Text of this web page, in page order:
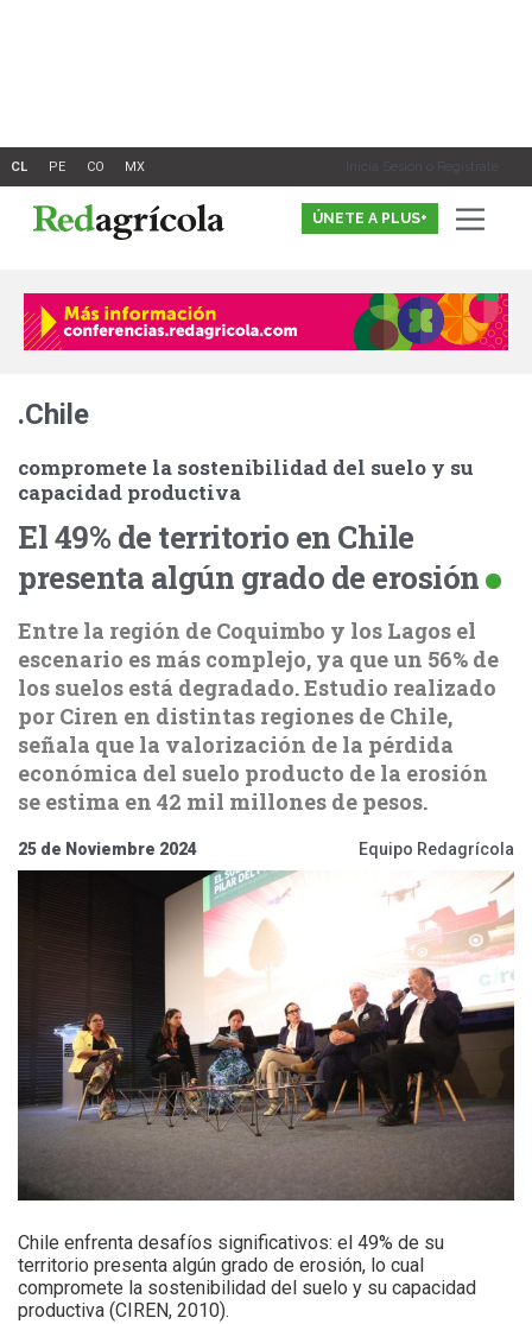
Inicia Sesión o Registrate
ÚNETE A PLUS+
.Chile
compromete la sostenibilidad del suelo y su
capacidad productiva
El 49% de territorio en Chile
presenta algún grado de erosión
Entre la región de Coquimbo y los Lagos el
escenario es más complejo, ya que un 56% de
los suelos está degradado. Estudio realizado
por Ciren en distintas regiones de Chile,
señala que la valorización de la pérdida
económica del suelo producto de la erosión
se estima en 42 mil millones de pesos.
25 de Noviembre 2024 Equipo Redagrícola
Chile enfrenta desafíos significativos: el 49% de su
territorio presenta algún grado de erosión, lo cual
compromete la sostenibilidad del suelo y su capacidad
productiva (CIREN, 2010).